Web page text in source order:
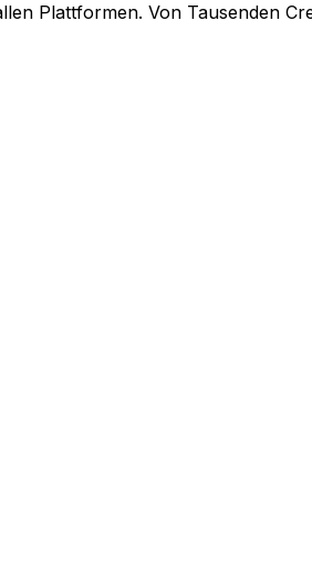
Plattformen. Von Tausenden